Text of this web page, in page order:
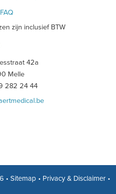
FAQ
zijn inclusief BTW
42a
Melle
282 24 44
• Sitemap • Privacy & Disclaimer •